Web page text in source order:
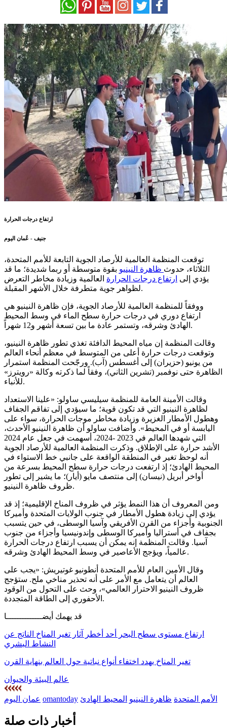
ارتفاع درجات الحرارة
جنيف - عُمان اليوم
توقعت المنظمة العالمية للأرصاد الجوية التابعة للأمم المتحدة،
الثلاثاء، حدوث ظاهرة النينيو بقوة متوسطة أو ربما شديدة؛ ما قد
يؤدي إلى ارتفاع درجات الحرارة العالمية وزيادة مخاطر التعرض
لظواهر جوية متطرفة خلال الأشهر المقبلة.
ووفقاً للمنظمة العالمية للأرصاد الجوية، فإن ظاهرة النينيو هي
ارتفاع دوري في درجات حرارة سطح الماء في وسط المحيط
الهادئ وشرقه، وتستمر عادة ما بين تسعة أشهر و12 شهراً.
وقالت المنظمة إن مياه المحيط الدافئة تغذي تطور ظاهرة النينيو،
وتوقعت درجات حرارة أعلى من المتوسط في معظم أنحاء العالم
من يونيو (حزيران) إلى أغسطس (آب). ورجّحت المنظمة استمرار
الظاهرة حتى نوفمبر (تشرين الثاني)، وفقاً لما ذكرته وكالة «رويترز»
للأنباء.
وقالت الأمينة العامة للمنظمة سيليسي ساولو: «علينا الاستعداد
لظاهرة النينيو التي قد تكون قوية؛ ما سيؤدي إلى تفاقم الجفاف
وهطول الأمطار الغزيرة وزيادة مخاطر موجات الحرارة، سواء على
اليابسة أو في المحيط». وأضافت ساولو أن ظاهرة النينيو الأحدث،
التي شهدها العالم في 2023 -2024، أسهمت في جعل عام 2024
الأشد حرارة على الإطلاق. وذكرت المنظمة العالمية للأرصاد الجوية
أنه لوحظ تغير في المنطقة الواقعة على جانبي خط الاستواء في
المحيط الهادئ؛ إذ ارتفعت درجات حرارة سطح المحيط بسرعة من
أواخر أبريل (نيسان) إلى منتصف مايو (أيار)؛ ما يشير إلى تطور
ظروف ظاهرة النينيو.
ومن المعروف أن هذا النمط يؤثر في ظروف المناخ الإقليمية؛ إذ قد
يؤدي إلى زيادة هطول الأمطار في جنوب الولايات المتحدة وأميركا
الجنوبية وأجزاء من القرن الأفريقي وآسيا الوسطى، في حين يتسبب
بجفاف في أستراليا وأميركا الوسطى وإندونيسيا وأجزاء من جنوب
آسيا. وقالت المنظمة إنه يمكن أن يسبب ارتفاع درجات الحرارة
عالمياً، ويؤجج الأعاصير في وسط المحيط الهادئ وشرقه.
وقال الأمين العام للأمم المتحدة أنطونيو غوتيريش: «يجب على
العالم أن يتعامل مع الأمر على أنه تحذير مناخي ملح. ستؤجج
ظروف النينيو الاحترار العالمي»، وحث على التحول من الوقود
الأحفوري إلى الطاقة المتجددة.
قد يهمك أيضــــــــــــــا
ارتفاع مستوى سطح البحر أحد أخطر آثار تغير المناخ الناتج عن
النشاط البشري
تغير المناخ يهدد اختفاء أنواع نباتية حول العالم بنهاية القرن
عالم البيئة والحيوان
عمان اليوم omantoday الأمم المتحدة ظاهرة النينيو المحيط الهادئ
أخبار ذات صلة